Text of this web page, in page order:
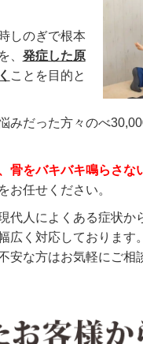
しのぎで根本
、 発症した原
ことを目的と
みだった方々のべ
骨をバキバキ鳴らさな
お任せください。
代人によくある症状か
広く対応しております。
安な方はお気軽にご相